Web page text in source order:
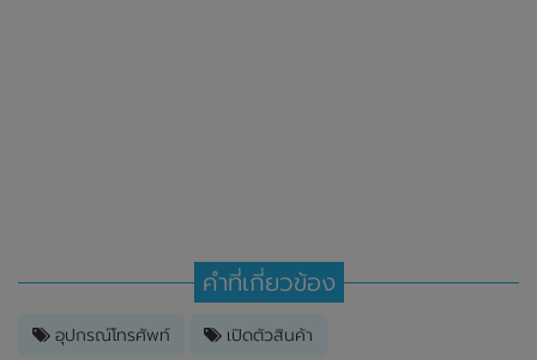
คำที่เกี่ยวข้อง
อุปกรณ์โทรศัพท์ เปิดตัวสินค้า